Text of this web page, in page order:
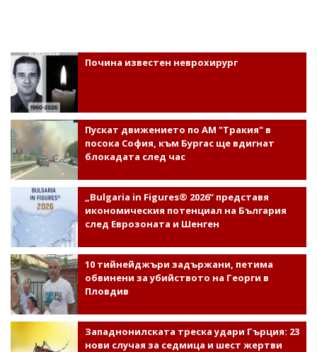
Почина известен неврохирург
Пускат движението по АМ "Тракия" в
посока София, към Бургас ще вдигнат
блокадата след час
„Bulgaria in Figures® 2026“ представя
икономическия потенциал на България
след Еврозоната и Шенген
10 тийнейджъри задържани, петима
обвинени за убийството на Георги в
Пловдив
Западнонилската треска удари Гърция: 23
нови случая за седмица и шест жертви